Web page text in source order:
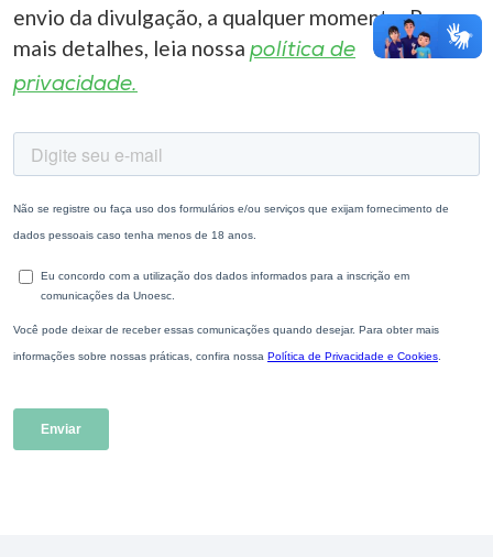
envio da divulgação, a qualquer momento. Para
mais detalhes, leia nossa política de
privacidade.